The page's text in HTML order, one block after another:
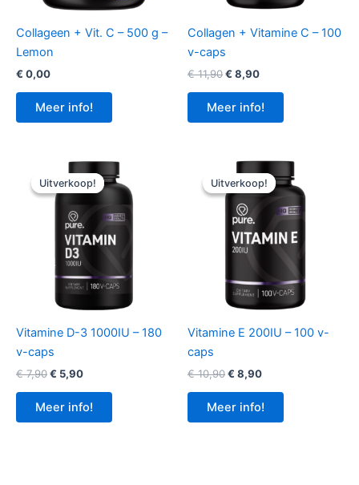
Collageen + Vit. C – 500 g –
Lemon
€ 0,00
Meer info!
Collagen + Vitamine C – 100
v-caps
€11,90Oorspronkelijke
was:
€ 11,90.
€ 8,90Huidige
is:
€ 8,90.
Meer info!
Uitverkoop!
Uitverkoop!
Vitamine D-3 1000IU – 180
v-caps
€7,90Oorspronkelijke
was:
€ 7,90.
€ 5,90Huidige
is:
€ 5,90.
Meer info!
Uitverkoop!
Uitverkoop!
Vitamine E 200IU – 100 v-
caps
€10,90Oorspronkelijke
was:
€ 10,90.
€ 8,90Huidige
is:
€ 8,90.
Meer info!